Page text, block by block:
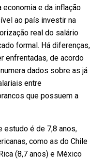
economia e da inflação
ao país investir na
real do salário
formal. Há diferenças,
enfrentadas, de acordo
dados sobre as já
entre
que possuem a
estudo é de 7,8 anos,
como as do Chile
(8,7 anos) e México